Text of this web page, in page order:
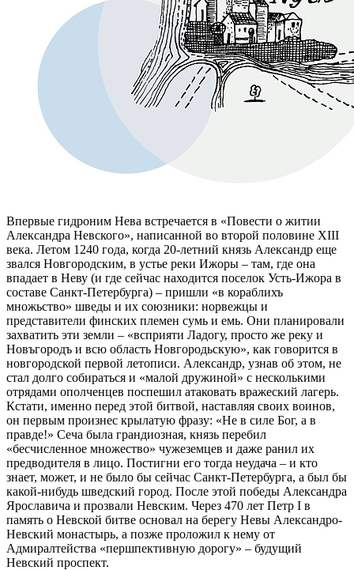
Впервые гидроним Нева встречается в «Повести о житии
Александра Невского», написанной во второй половине XIII
века. Летом 1240 года, когда 20-летний князь Александр еще
звался Новгородским, в устье реки Ижоры – там, где она
впадает в Неву (и где сейчас находится поселок Усть-Ижора в
составе Санкт-Петербурга) – пришли «в кораблихъ
множьство» шведы и их союзники: норвежцы и
представители финских племен сумь и емь. Они планировали
захватить эти земли – «всприяти Ладогу, просто же реку и
Новъгородъ и всю область Новгородьскую», как говорится в
новгородской первой летописи. Александр, узнав об этом, не
стал долго собираться и «малой дружиной» с несколькими
отрядами ополченцев поспешил атаковать вражеский лагерь.
Кстати, именно перед этой битвой, наставляя своих воинов,
он первым произнес крылатую фразу: «Не в силе Бог, а в
правде!» Сеча была грандиозная, князь перебил
«бесчисленное множество» чужеземцев и даже ранил их
предводителя в лицо. Постигни его тогда неудача – и кто
знает, может, и не было бы сейчас Санкт-Петербурга, а был бы
какой-нибудь шведский город. После этой победы Александра
Ярославича и прозвали Невским. Через 470 лет Петр I в
память о Невской битве основал на берегу Невы Александро-
Невский монастырь, а позже проложил к нему от
Адмиралтейства «першпективную дорогу» – будущий
Невский проспект.